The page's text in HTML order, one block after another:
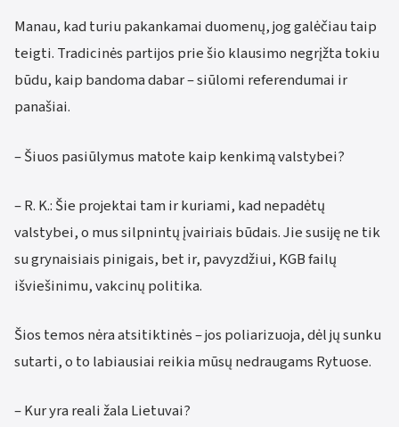
Manau, kad turiu pakankamai duomenų, jog galėčiau taip
teigti. Tradicinės partijos prie šio klausimo negrįžta tokiu
būdu, kaip bandoma dabar – siūlomi referendumai ir
panašiai.
– Šiuos pasiūlymus matote kaip kenkimą valstybei?
– R. K.: Šie projektai tam ir kuriami, kad nepadėtų
valstybei, o mus silpnintų įvairiais būdais. Jie susiję ne tik
su grynaisiais pinigais, bet ir, pavyzdžiui, KGB failų
išviešinimu, vakcinų politika.
Šios temos nėra atsitiktinės – jos poliarizuoja, dėl jų sunku
sutarti, o to labiausiai reikia mūsų nedraugams Rytuose.
– Kur yra reali žala Lietuvai?